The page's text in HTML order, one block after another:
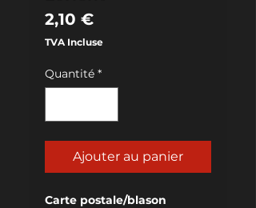
2,10 €Prix
TVA Incluse
Quantité *
Ajouter au panier
Carte postale/blason